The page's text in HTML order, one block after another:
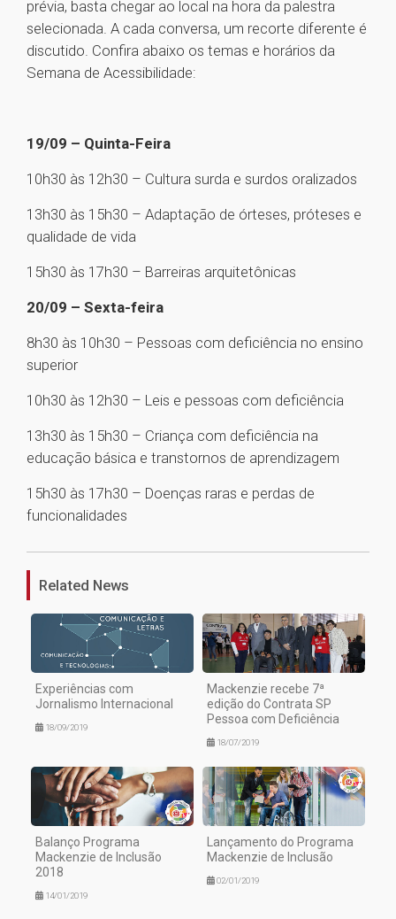
prévia, basta chegar ao local na hora da palestra
selecionada. A cada conversa, um recorte diferente é
discutido. Confira abaixo os temas e horários da
Semana de Acessibilidade:
19/09 – Quinta-Feira
10h30 às 12h30 – Cultura surda e surdos oralizados
13h30 às 15h30 – Adaptação de órteses, próteses e
qualidade de vida
15h30 às 17h30 – Barreiras arquitetônicas
20/09 – Sexta-feira
8h30 às 10h30 – Pessoas com deficiência no ensino
superior
10h30 às 12h30 – Leis e pessoas com deficiência
13h30 às 15h30 – Criança com deficiência na
educação básica e transtornos de aprendizagem
15h30 às 17h30 – Doenças raras e perdas de
funcionalidades
Related News
Experiências com
Jornalismo Internacional
18/09/2019
Mackenzie recebe 7ª
edição do Contrata SP
Pessoa com Deficiência
18/07/2019
Balanço Programa
Mackenzie de Inclusão
2018
14/01/2019
Lançamento do Programa
Mackenzie de Inclusão
02/01/2019